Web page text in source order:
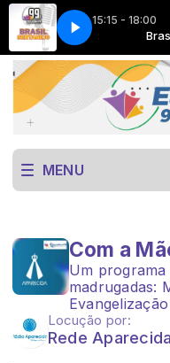
15:15 - 18:00
Leandro Max
here
MENU
Com a
Um programa
madrugadas:
Evangelização
Locução por:
Rede Aparecida